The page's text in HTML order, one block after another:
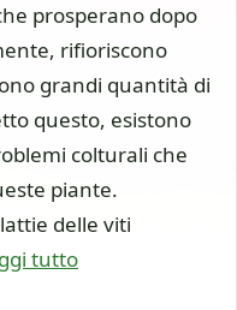
prosperano dopo
rifioriscono
grandi quantità di
questo, esistono
colturali che
piante.
delle viti
tutto